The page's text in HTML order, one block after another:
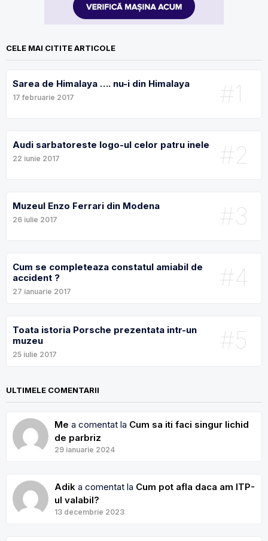
CELE MAI CITITE ARTICOLE
#1
Sarea de Himalaya …. nu-i din Himalaya
17 februarie 2017
#2
Audi sarbatoreste logo-ul celor patru inele
22 iunie 2017
#3
Muzeul Enzo Ferrari din Modena
26 iulie 2017
#4
Cum se completeaza constatul amiabil de
accident ?
27 ianuarie 2017
#5
Toata istoria Porsche prezentata intr-un
muzeu
25 iulie 2017
ULTIMELE COMENTARII
Me a comentat la Cum sa iti faci singur lichid
de parbriz
29 ianuarie 2024
Adik a comentat la Cum pot afla daca am ITP-
ul valabil?
13 decembrie 2023